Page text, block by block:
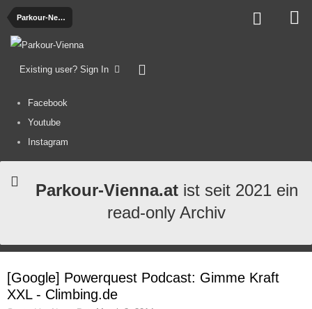
Parkour-News
Existing user? Sign In
Facebook
Youtube
Instagram
Parkour-Vienna.atist seit 2021 ein
read-only Archiv
[Google] Powerquest Podcast: Gimme Kraft
XXL - Climbing.de